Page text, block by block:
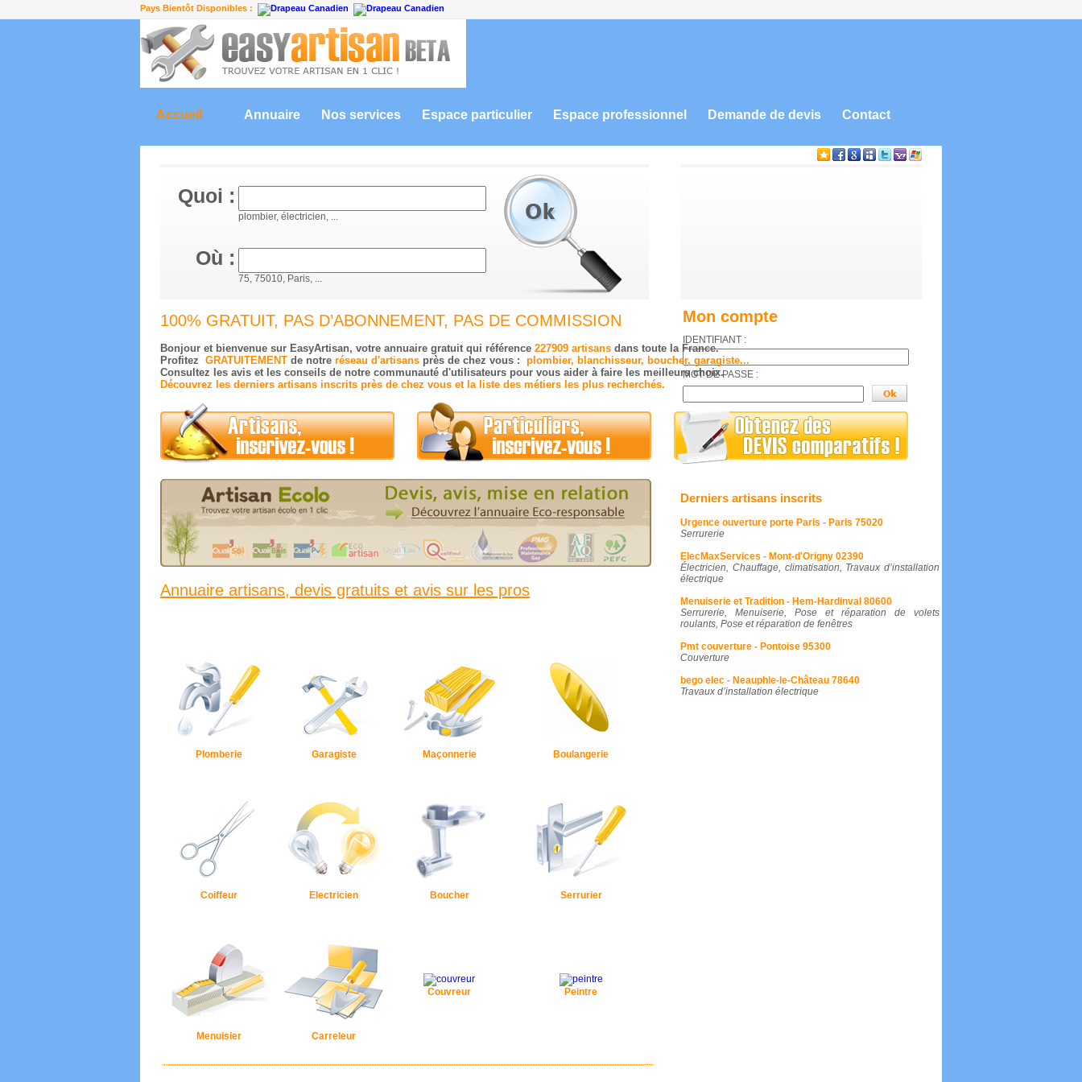
Pays Bientôt Disponibles :
Accueil Annuaire Nos services Espace particulier Espace professionnel Demande de devis Contact
Mon compte
IDENTIFIANT :
MOT DE PASSE :
Mot de passe perdu?
Quoi :
plombier, électricien, ...
Où :
75, 75010, Paris, ...
100% GRATUIT, PAS D’ABONNEMENT, PAS DE COMMISSION
Bonjour et bienvenue sur EasyArtisan, votre annuaire gratuit qui référence 227909 artisans dans toute la France.
Profitez GRATUITEMENT de notre réseau d'artisans près de chez vous : plombier, blanchisseur, boucher, garagiste...
Consultez les avis et les conseils de notre communauté d'utilisateurs pour vous aider à faire les meilleurs choix.
Découvrez les derniers artisans inscrits près de chez vous et la liste des métiers les plus recherchés.
Annuaire artisans, devis gratuits et avis sur les pros
Plomberie Garagiste Maçonnerie Boulangerie
Coiffeur Electricien Boucher Serrurier
Menuisier Carreleur
Couvreur Peintre
Derniers artisans inscrits
Urgence ouverture porte Paris - Paris 75020
Serrurerie
ElecMaxServices - Mont-d'Origny 02390
Électricien, Chauffage, climatisation, Travaux d’installation
électrique
Menuiserie et Tradition - Hem-Hardinval 80600
Serrurerie, Menuiserie, Pose et réparation de volets
roulants, Pose et réparation de fenêtres
Pmt couverture - Pontoise 95300
Couverture
bego elec - Neauphle-le-Château 78640
Travaux d’installation électrique